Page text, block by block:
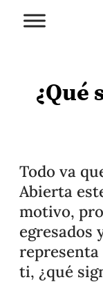
¿Qué
Todo va
Abierta
motivo,
egresados
representa
ti, ¿qué